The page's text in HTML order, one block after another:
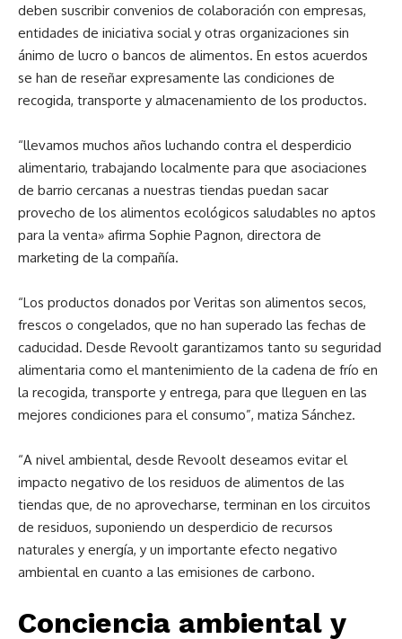
deben suscribir convenios de colaboración con empresas,
entidades de iniciativa social y otras organizaciones sin
ánimo de lucro o bancos de alimentos. En estos acuerdos
se han de reseñar expresamente las condiciones de
recogida, transporte y almacenamiento de los productos.
“llevamos muchos años luchando contra el desperdicio
alimentario, trabajando localmente para que asociaciones
de barrio cercanas a nuestras tiendas puedan sacar
provecho de los alimentos ecológicos saludables no aptos
para la venta» afirma Sophie Pagnon, directora de
marketing de la compañía.
“Los productos donados por Veritas son alimentos secos,
frescos o congelados, que no han superado las fechas de
caducidad. Desde Revoolt garantizamos tanto su seguridad
alimentaria como el mantenimiento de la cadena de frío en
la recogida, transporte y entrega, para que lleguen en las
mejores condiciones para el consumo”, matiza Sánchez.
“A nivel ambiental, desde Revoolt deseamos evitar el
impacto negativo de los residuos de alimentos de las
tiendas que, de no aprovecharse, terminan en los circuitos
de residuos, suponiendo un desperdicio de recursos
naturales y energía, y un importante efecto negativo
ambiental en cuanto a las emisiones de carbono.
Conciencia ambiental y